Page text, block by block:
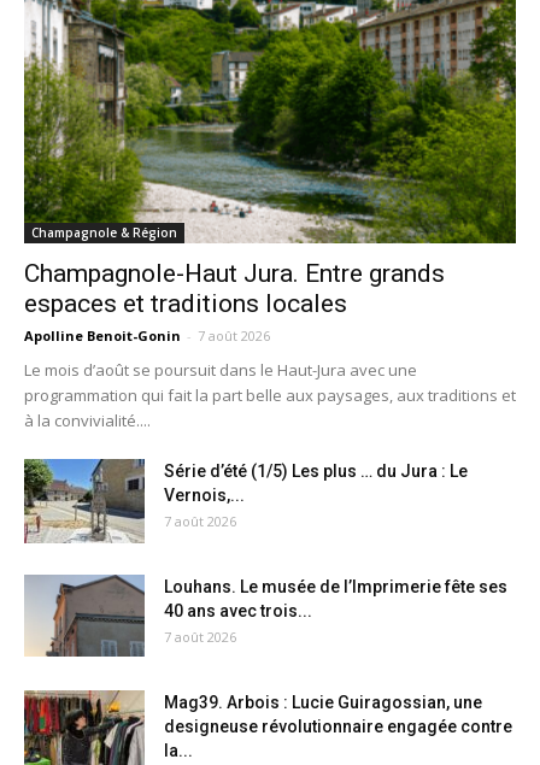
Champagnole & Région
Champagnole-Haut Jura. Entre grands
espaces et traditions locales
Apolline Benoit-Gonin - 7 août 2026
Le mois d’août se poursuit dans le Haut-Jura avec une
programmation qui fait la part belle aux paysages, aux traditions et
à la convivialité....
Série d’été (1/5) Les plus … du Jura : Le
Vernois,...
7 août 2026
Louhans. Le musée de l’Imprimerie fête ses
40 ans avec trois...
7 août 2026
Mag39. Arbois : Lucie Guiragossian, une
designeuse révolutionnaire engagée contre
la...